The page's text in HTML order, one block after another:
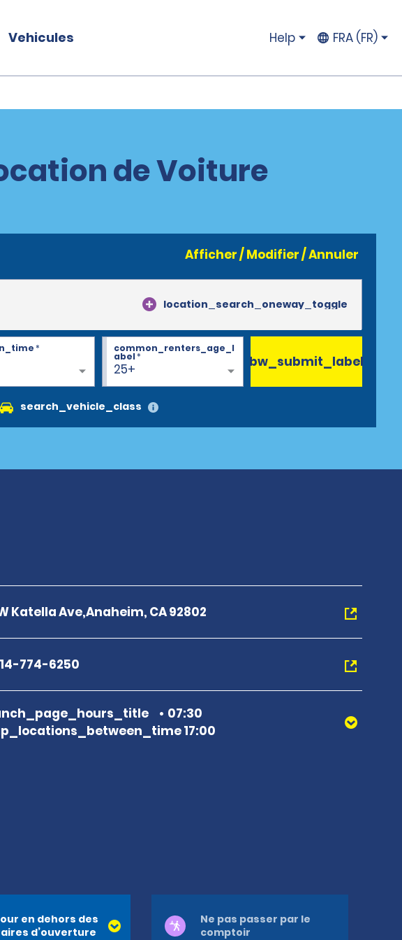
Vehicules Help FRA (FR)
de Voiture
Afficher / Modifier / Annuler
location_search_oneway_toggle
*
25+
common_renters_age_l
abel*
search_vehicle_class
bw_submit_label
W Katella Ave,Anaheim, CA 92802
774-6250
07:30
17:00
en dehors des
d’ouverture
Ne pas passer par le
comptoir